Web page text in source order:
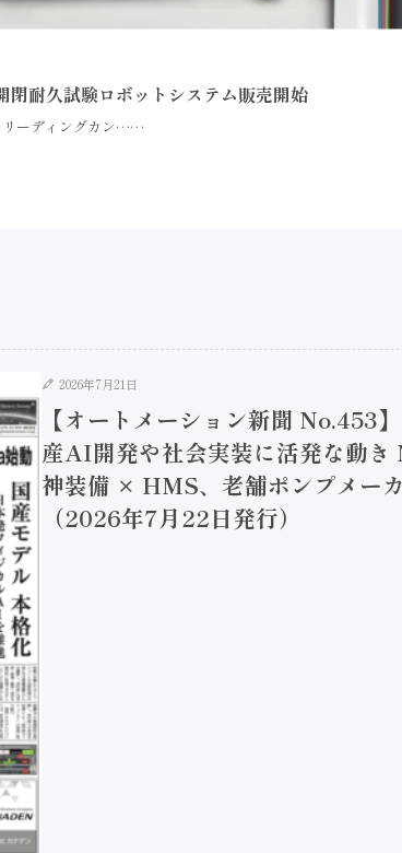
耐久試験ロボットシステム販売開始
リーディングカン……
2026年7月21日
【オートメーション新聞 No.453
産AI開発や社会実装に活発な動
神装備 × HMS、老舗ポンプメー
（2026年7月22日発行）